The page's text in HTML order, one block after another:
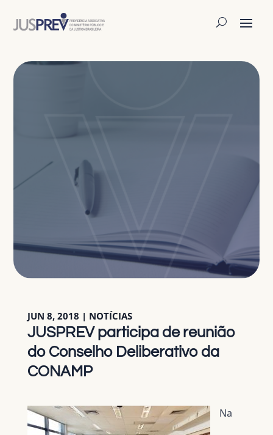
JUSPREV participa de reunião
do Conselho Deliberativo da
CONAMP
JUN 8, 2018 | NOTÍCIAS
Na